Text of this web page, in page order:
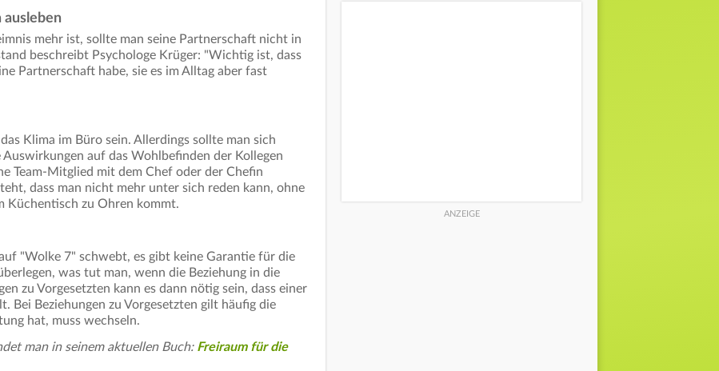
mehr ist, sollte man seine Partnerschaft nicht in
beschreibt Psychologe Krüger: "Wichtig ist, dass
Partnerschaft habe, sie es im Alltag aber fast
Klima im Büro sein. Allerdings sollte man sich
Auswirkungen auf das Wohlbefinden der Kollegen
Team-Mitglied mit dem Chef oder der Chefin
dass man nicht mehr unter sich reden kann, ohne
Küchentisch zu Ohren kommt.
"Wolke 7" schwebt, es gibt keine Garantie für die
was tut man, wenn die Beziehung in die
zu Vorgesetzten kann es dann nötig sein, dass einer
Bei Beziehungen zu Vorgesetzten gilt häufig die
hat, muss wechseln.
man in seinem aktuellen Buch: Freiraum für die